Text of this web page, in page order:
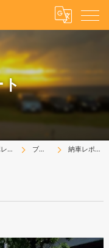
ト
町田市の自動車販売は株式会社ラポールコーポレーション ブログ 納車レポート